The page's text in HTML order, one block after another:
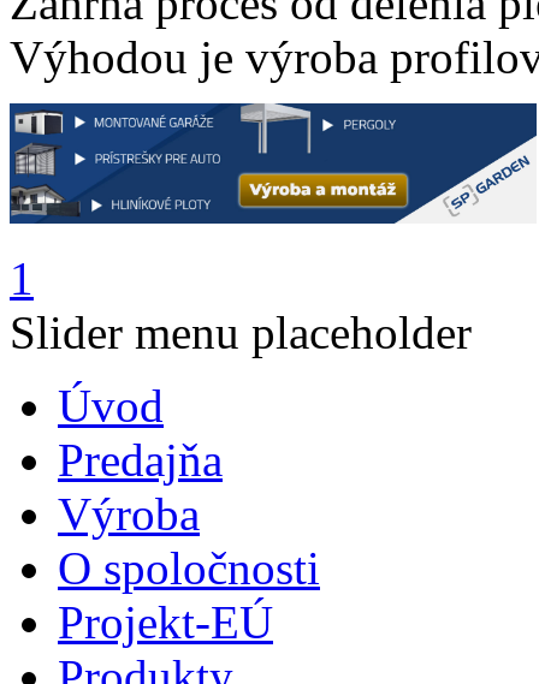
Výhodou je výroba
1
Slider menu placeholder
Úvod
Predajňa
Výroba
O spoločnosti
Projekt-EÚ